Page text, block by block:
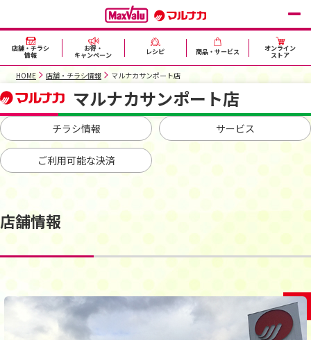
店舗・チラシ
情報
お得・
キャンペーン レシピ 商品・サービス オンライン
ストア
HOME 店舗・チラシ情報 マルナカサンポート店
マルナカサンポート店
チラシ情報 サービス
ご利用可能な決済
店舗情報